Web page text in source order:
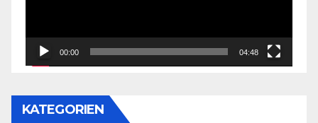
00:00 04:48
KATEGORIEN